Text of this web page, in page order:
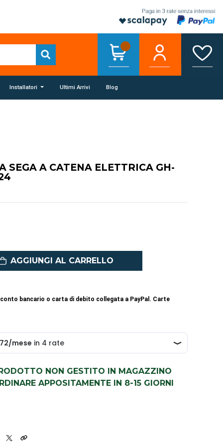
Installatori Ultimi Arrivi Blog
SEGA A CATENA ELETTRICA GH-
AGGIUNGI AL CARRELLO
conto bancario o carta di debito collegata a PayPal. Carte
NON GESTITO IN MAGAZZINO
APPOSITAMENTE IN 8-15 GIORNI